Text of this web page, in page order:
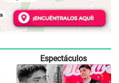
Espectáculos